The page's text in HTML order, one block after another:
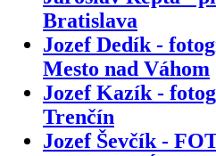
Bratislava
Jozef Dedík -
Mesto nad Váhom
Jozef Kazík -
Trenčín
Jozef Ševčík -